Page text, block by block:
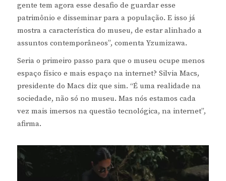
gente tem agora esse desafio de guardar esse
patrimônio e disseminar para a população. E isso já
mostra a característica do museu, de estar alinhado a
assuntos contemporâneos”, comenta Yzumizawa.
Seria o primeiro passo para que o museu ocupe menos
espaço físico e mais espaço na internet? Silvia Macs,
presidente do Macs diz que sim. “É uma realidade na
sociedade, não só no museu. Mas nós estamos cada
vez mais imersos na questão tecnológica, na internet”,
afirma.